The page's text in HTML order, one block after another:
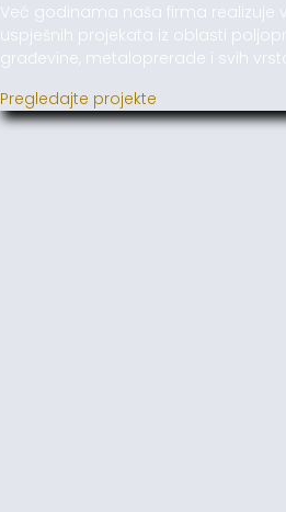
Već godinama naša firma realizuje
uspješnih projekata iz oblasti
građevine, metaloprerade i svih
Pregledajte projekte